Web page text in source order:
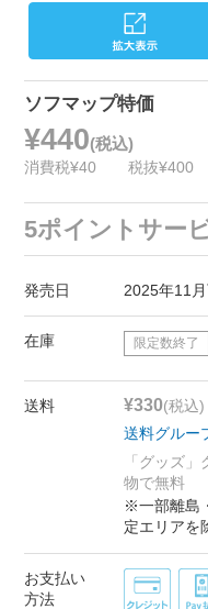
ソフマップ特価
¥440(税込)
消費税¥40 税抜¥400
5ポイントサー
発売日 2025年11
在庫 限定数終了
送料 ¥330(税込)
送料グルー
「グッズ
物で無料
※一部離島
定エリアを
お支払い
方法